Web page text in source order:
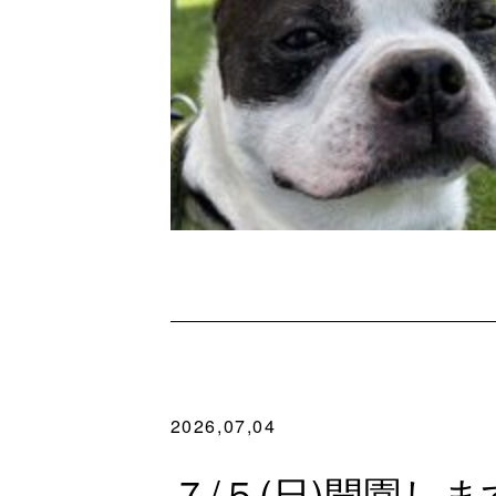
2026,07,04